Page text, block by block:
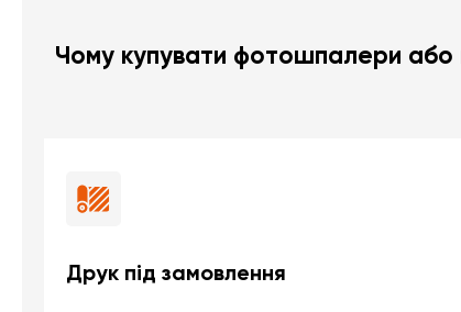
Чому купувати фотошпалери або
Друк під замовлення